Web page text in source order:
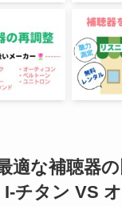
適な補聴器
I-チタン VS